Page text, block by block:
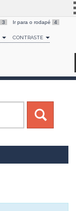
Simplifique!
Comunica BR
Canais
3 Ir para o rodapé 4
CONTRASTE